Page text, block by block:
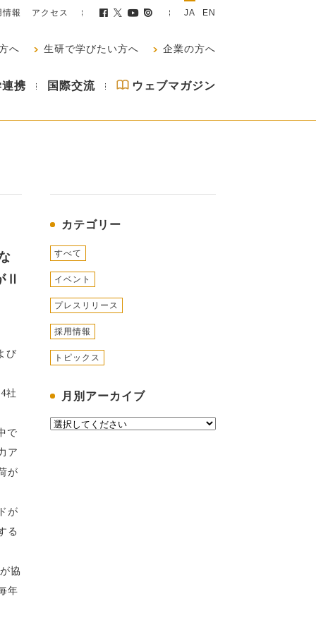
情報 アクセス JA EN
へ 生研で学びたい方へ 企業の方へ
携 国際交流 ウェブマガジン
Ⅱ
び
社
で
ア
が
が
る
協
年
カテゴリー
すべて
イベント
プレスリリース
採用情報
トピックス
月別アーカイブ